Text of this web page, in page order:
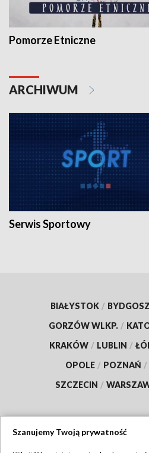
Pomorze Etniczne
ARCHIWUM
Serwis Sportowy
BIAŁYSTOK /
GORZÓW WLKP. /
KRAKÓW / LUBLIN /
OPOLE / POZNAŃ /
SZCZECIN /
Szanujemy Twoją prywatność